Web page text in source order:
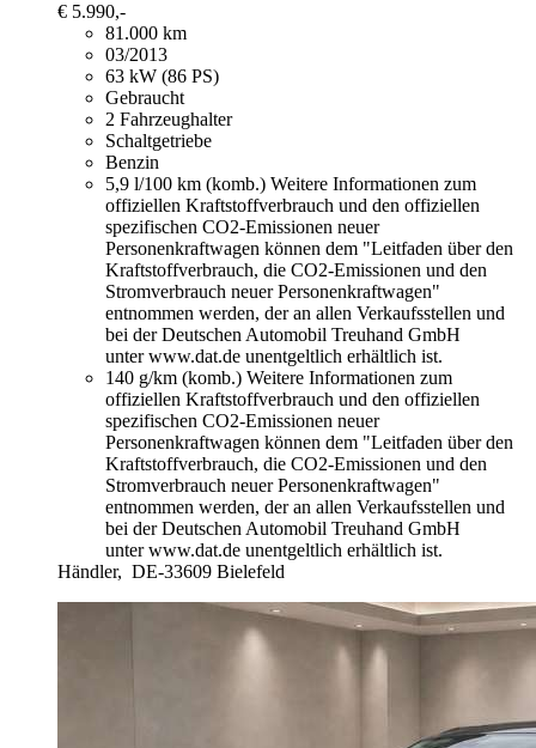
€ 5.990,-
81.000 km
03/2013
63 kW (86 PS)
Gebraucht
2 Fahrzeughalter
Schaltgetriebe
Benzin
5,9 l/100 km (komb.) Weitere Informationen zum
offiziellen Kraftstoffverbrauch und den offiziellen
spezifischen CO2-Emissionen neuer
Personenkraftwagen können dem "Leitfaden über den
Kraftstoffverbrauch, die CO2-Emissionen und den
Stromverbrauch neuer Personenkraftwagen"
entnommen werden, der an allen Verkaufsstellen und
bei der Deutschen Automobil Treuhand GmbH
unter www.dat.de unentgeltlich erhältlich ist.
140 g/km (komb.) Weitere Informationen zum
offiziellen Kraftstoffverbrauch und den offiziellen
spezifischen CO2-Emissionen neuer
Personenkraftwagen können dem "Leitfaden über den
Kraftstoffverbrauch, die CO2-Emissionen und den
Stromverbrauch neuer Personenkraftwagen"
entnommen werden, der an allen Verkaufsstellen und
bei der Deutschen Automobil Treuhand GmbH
unter www.dat.de unentgeltlich erhältlich ist.
Händler, DE-33609 Bielefeld